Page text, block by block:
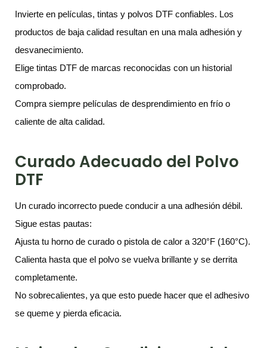
Invierte en películas, tintas y polvos DTF confiables. Los
productos de baja calidad resultan en una mala adhesión y
desvanecimiento.
Elige tintas DTF de marcas reconocidas con un historial
comprobado.
Compra siempre películas de desprendimiento en frío o
caliente de alta calidad.
Curado Adecuado del Polvo
DTF
Un curado incorrecto puede conducir a una adhesión débil.
Sigue estas pautas:
Ajusta tu horno de curado o pistola de calor a 320°F (160°C).
Calienta hasta que el polvo se vuelva brillante y se derrita
completamente.
No sobrecalientes, ya que esto puede hacer que el adhesivo
se queme y pierda eficacia.